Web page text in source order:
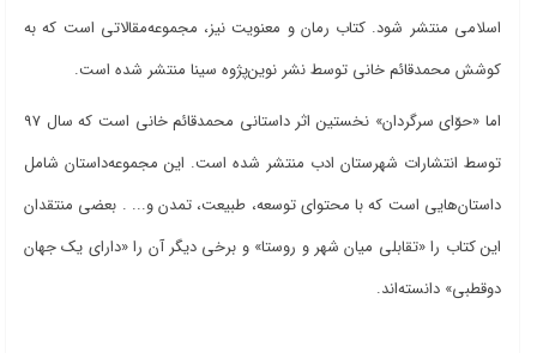
اسلامی منتشر شود. کتاب رمان و معنویت نیز، مجموعه‌مقالاتی است که به
کوشش محمدقائم خانی توسط نشر نوین‌پژوه سینا منتشر شده است.
اما «حوّای سرگردان» نخستین اثر داستانی محمدقائم خانی است که سال 97
توسط انتشارات شهرستان ادب منتشر شده است. این مجموعه‌داستان شامل
داستان‌هایی است که با محتوای توسعه، طبیعت، تمدن و... . بعضی منتقدان
این کتاب را «تقابلی میان شهر و روستا» و برخی دیگر آن را «دارای یک جهان
دوقطبی» دانسته‌اند.